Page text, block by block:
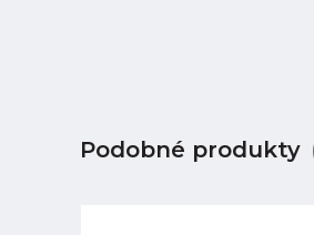
Podobné produkty